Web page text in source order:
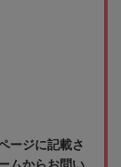
ージに記載さ